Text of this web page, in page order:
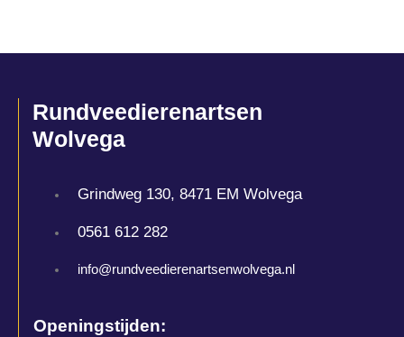
Rundveedierenartsen
Wolvega
Grindweg 130, 8471 EM Wolvega
0561 612 282
info@rundveedierenartsenwolvega.nl
Openingstijden: